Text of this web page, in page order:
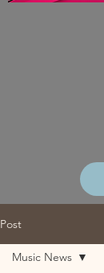
Post
Music News